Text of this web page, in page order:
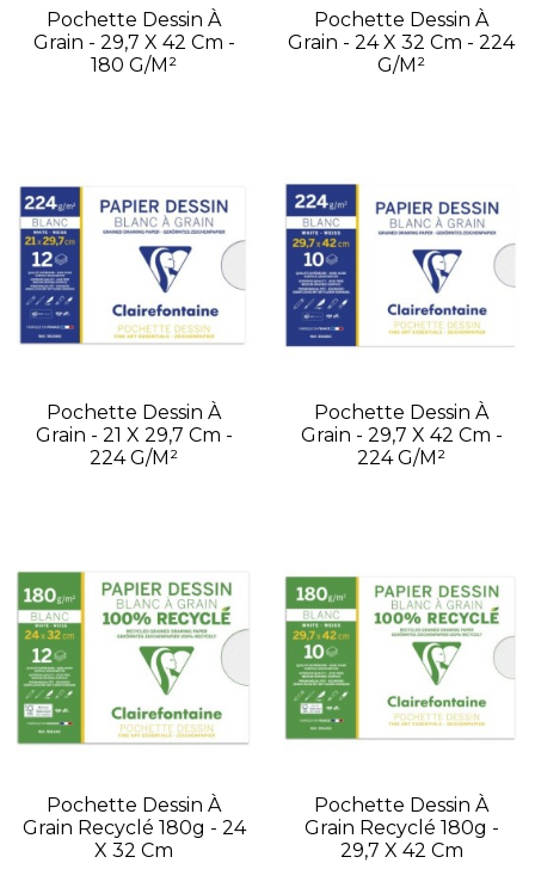
Pochette Dessin À
Grain - 29,7 X 42 Cm -
180 G/m²
Pochette Dessin À
Grain - 24 X 32 Cm - 224
G/m²
Pochette Dessin À
Grain - 21 X 29,7 Cm -
224 G/m²
Pochette Dessin À
Grain - 29,7 X 42 Cm -
224 G/m²
Pochette Dessin À
Grain Recyclé 180g - 24
X 32 Cm
Pochette Dessin À
Grain Recyclé 180g -
29,7 X 42 Cm